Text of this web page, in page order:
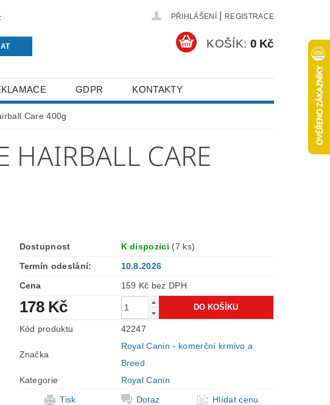
PŘIHLÁŠENÍ REGISTRACE
KOŠÍK: 0 Kč
GDPR KONTAKTY
Care 400g
HAIRBALL CARE
Dostupnost K dispozici (7 ks)
Termín odeslání:
10.8.2026
Cena
159 Kč bez DPH
178 Kč
Kód produktu 42247
Značka
Royal Canin - komerční krmivo a
Breed
Kategorie
Royal Canin
Tisk
Dotaz Hlídat cenu